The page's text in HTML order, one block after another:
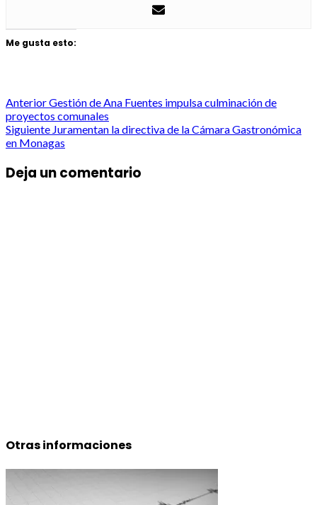
Me gusta esto:
Post
navigation
AnteriorGestión de Ana Fuentes impulsa culminación de
proyectos comunales
Siguiente Juramentan la directiva de la Cámara Gastronómica
en Monagas
Deja un comentario
Otras informaciones